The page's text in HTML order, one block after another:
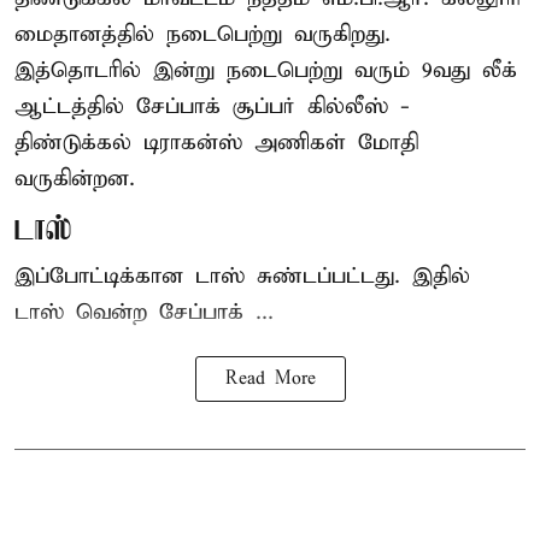
மைதானத்தில் நடைபெற்று வருகிறது.
இத்தொடரில் இன்று நடைபெற்று வரும் 9வது லீக்
ஆட்டத்தில் சேப்பாக் சூப்பர் கில்லீஸ் -
திண்டுக்கல் டிராகன்ஸ் அணிகள் மோதி
வருகின்றன.
டாஸ்
இப்போட்டிக்கான டாஸ் சுண்டப்பட்டது. இதில்
டாஸ் வென்ற சேப்பாக் ...
Read More